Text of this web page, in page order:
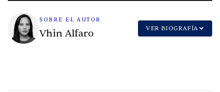
SOBRE EL AUTOR
Vhin Alfaro VER BIOGRAFÍA